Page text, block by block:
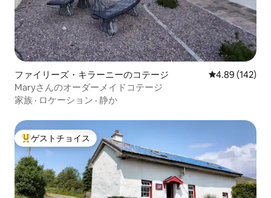
ファイリーズ・キラーニーのコテージ レビュー142
4.89 (142)
Maryさんのオーダーメイドコテージ
家族 · ロケーション · 静か
大好評のゲストチョイスです。
ゲストチョイス